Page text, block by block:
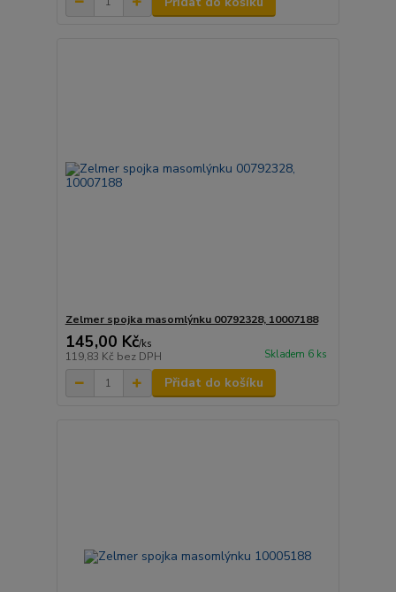
Zelmer spojka masomlýnku 00792328, 10007188
145,00 Kč/ks
119,83 Kč bez DPH Skladem 6 ks
Přidat do košíku